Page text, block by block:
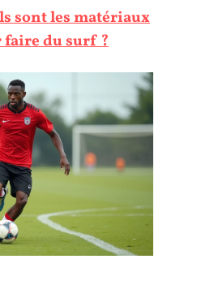
sont les matériaux
faire du surf ?